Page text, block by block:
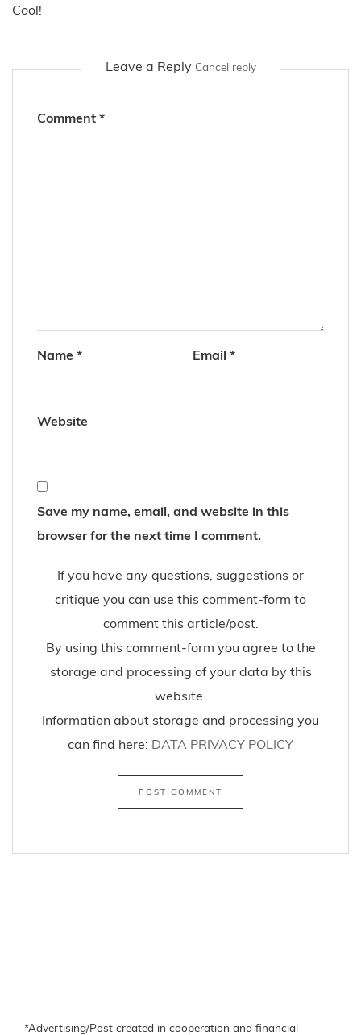
Cool!
Leave a Reply Cancel reply
Comment *
Name * Email *
Website
Save my name, email, and website in this
browser for the next time I comment.
If you have any questions, suggestions or
critique you can use this comment-form to
comment this article/post.
By using this comment-form you agree to the
storage and processing of your data by this
website.
Information about storage and processing you
can find here: DATA PRIVACY POLICY
*Advertising/Post created in cooperation and financial